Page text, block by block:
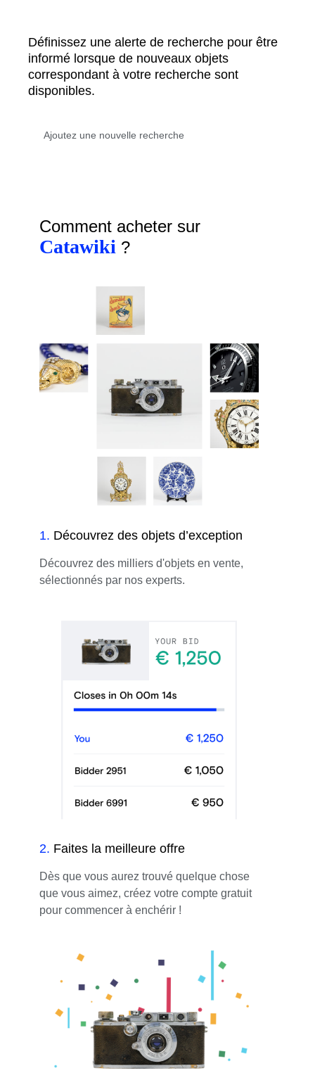
Définissez une alerte de recherche pour être
informé lorsque de nouveaux objets
correspondant à votre recherche sont
disponibles.
Comment acheter sur
Catawiki ?
1. Découvrez des objets d’exception
Découvrez des milliers d'objets en vente,
sélectionnés par nos experts.
2. Faites la meilleure offre
Dès que vous aurez trouvé quelque chose
que vous aimez, créez votre compte gratuit
pour commencer à enchérir !